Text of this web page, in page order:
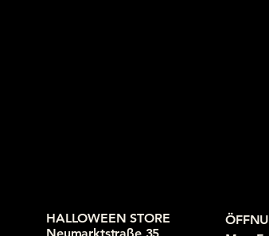
HALLOWEEN STORE